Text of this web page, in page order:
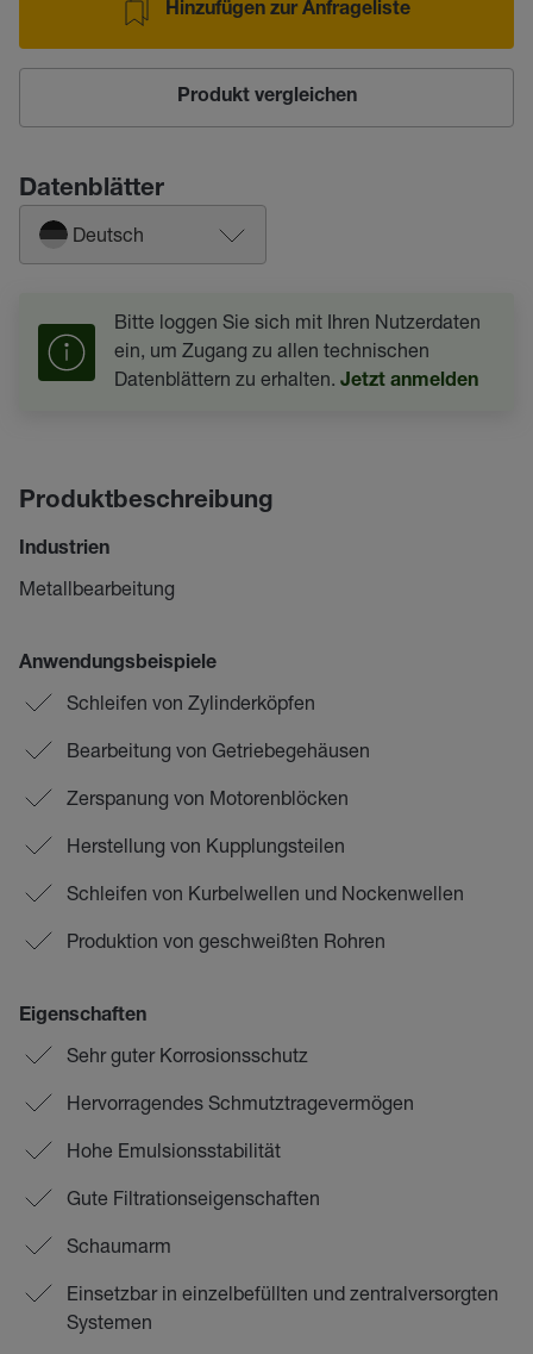
Hinzufügen zur Anfrageliste
Produkt vergleichen
Datenblätter
Deutsch
Bitte loggen Sie sich mit Ihren Nutzerdaten
ein, um Zugang zu allen technischen
Datenblättern zu erhalten. Jetzt anmelden
Produktbeschreibung
Industrien
Metallbearbeitung
Anwendungsbeispiele
Schleifen von Zylinderköpfen
Bearbeitung von Getriebegehäusen
Zerspanung von Motorenblöcken
Herstellung von Kupplungsteilen
Schleifen von Kurbelwellen und Nockenwellen
Produktion von geschweißten Rohren
Eigenschaften
Sehr guter Korrosionsschutz
Hervorragendes Schmutztragevermögen
Hohe Emulsionsstabilität
Gute Filtrationseigenschaften
Schaumarm
Einsetzbar in einzelbefüllten und zentralversorgten
Systemen